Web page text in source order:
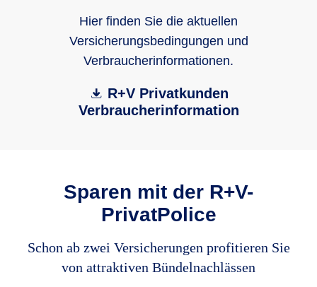
Hier finden Sie die aktuellen
Versicherungsbedingungen und
Verbraucherinformationen.
R+V Privatkunden
Verbraucherinformation
Sparen mit der R+V-
PrivatPolice
Schon ab zwei Versicherungen profitieren Sie
von attraktiven Bündelnachlässen